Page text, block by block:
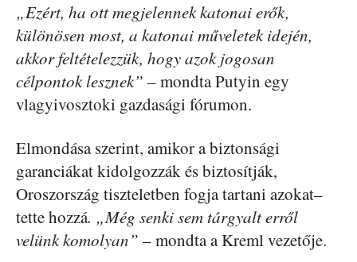
„Ezért, ha ott megjelennek katonai erők,
különösen most, a katonai műveletek idején,
akkor feltételezzük, hogy azok jogosan
célpontok lesznek” – mondta Putyin egy
vlagyivosztoki gazdasági fórumon.
Elmondása szerint, amikor a biztonsági
garanciákat kidolgozzák és biztosítják,
Oroszország tiszteletben fogja tartani azokat–
tette hozzá. „Még senki sem tárgyalt erről
velünk komolyan” – mondta a Kreml vezetője.